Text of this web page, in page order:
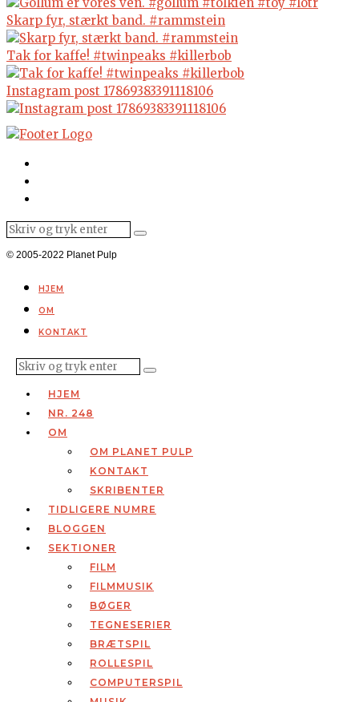
Skarp fyr, stærkt band. #rammstein
Tak for kaffe! #twinpeaks #killerbob
Instagram post 17869383391118106
© 2005-2022 Planet Pulp
HJEM
OM
KONTAKT
HJEM
NR. 248
OM
OM PLANET PULP
KONTAKT
SKRIBENTER
TIDLIGERE NUMRE
BLOGGEN
SEKTIONER
FILM
FILMMUSIK
BØGER
TEGNESERIER
BRÆTSPIL
ROLLESPIL
COMPUTERSPIL